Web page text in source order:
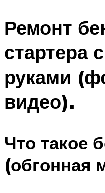
Ремонт
стартера
руками
видео).
Что такое
(обгонная